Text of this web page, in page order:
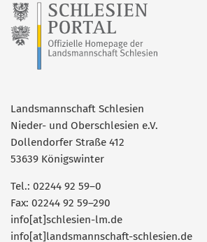
Landsmannschaft Schlesien
Nieder- und Oberschlesien e.V.
Dollendorfer Straße 412
53639 Königswinter
Tel.: 02244 92 59–0
Fax: 02244 92 59–290
info[at]schlesien-lm.de
info[at]landsmannschaft-schlesien.de